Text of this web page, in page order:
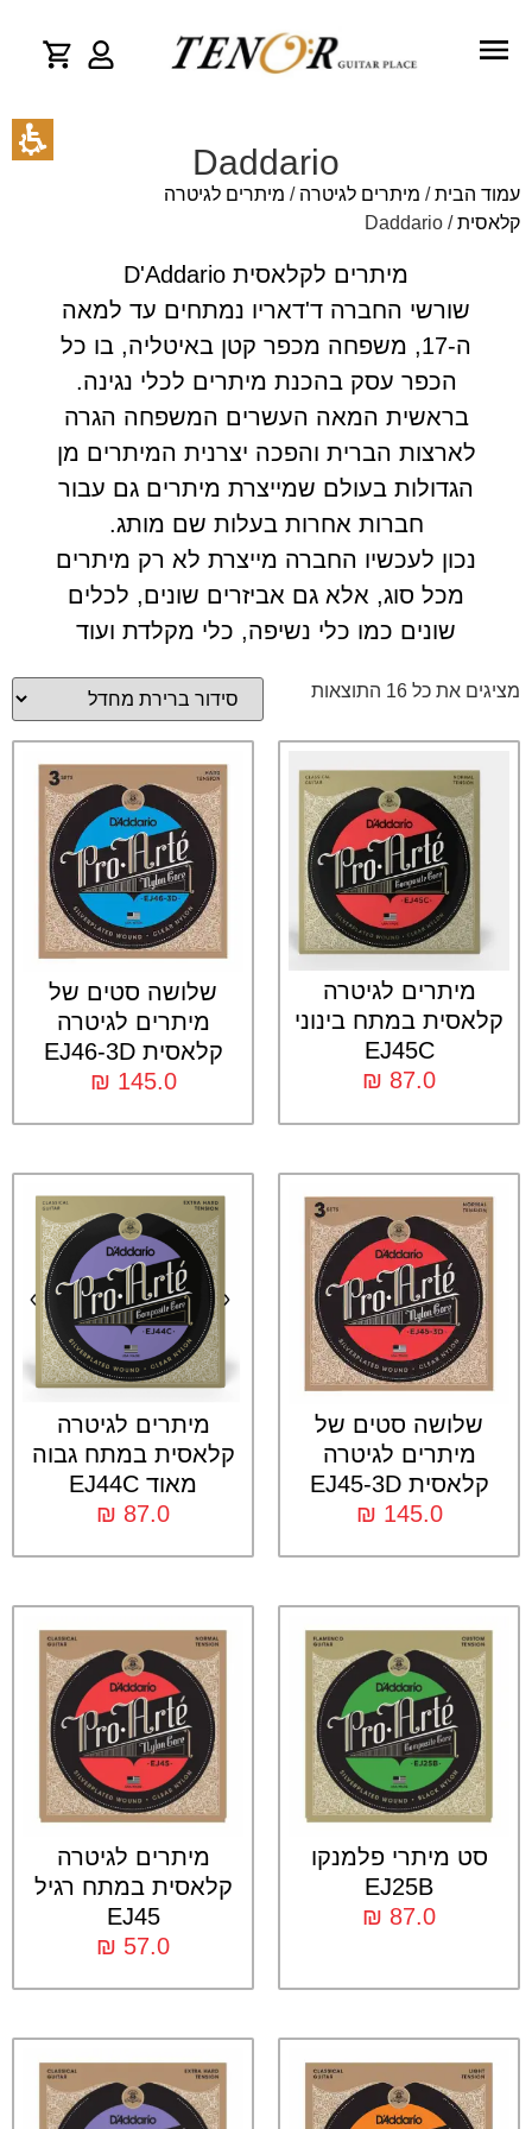
Daddario
עמוד הבית/ מיתרים לגיטרה / מיתרים לגיטרה
קלאסית/ Daddario
מיתרים לקלאסית D'Addario
שורשי החברה ד'דאריו נמתחים עד למאה
ה-17, משפחה מכפר קטן באיטליה, בו כל
הכפר עסק בהכנת מיתרים לכלי נגינה.
בראשית המאה העשרים המשפחה הגרה
לארצות הברית והפכה יצרנית המיתרים מן
הגדולות בעולם שמייצרת מיתרים גם עבור
חברות אחרות בעלות שם מותג.
נכון לעכשיו החברה מייצרת לא רק מיתרים
מכל סוג, אלא גם אביזרים שונים, לכלים
שונים כמו כלי נשיפה, כלי מקלדת ועוד
מציגים את כל ⁦16⁩ התוצאות
מיתרים לגיטרה
קלאסית במתח בינוני
EJ45C
₪ 87.0
שלושה סטים של
מיתרים לגיטרה
קלאסית EJ46-3D
₪ 145.0
שלושה סטים של
מיתרים לגיטרה
קלאסית EJ45-3D
₪ 145.0
מיתרים לגיטרה
קלאסית במתח גבוה
מאוד EJ44C
₪ 87.0
סט מיתרי פלמנקו
EJ25B
₪ 87.0
מיתרים לגיטרה
קלאסית במתח רגיל
EJ45
₪ 57.0